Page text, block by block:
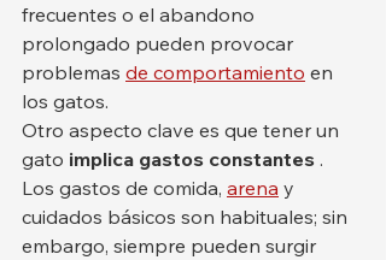
frecuentes o el abandono
prolongado pueden provocar
problemas de comportamiento en
los gatos.
Otro aspecto clave es que tener un
gato implica gastos constantes .
Los gastos de comida, arena y
cuidados básicos son habituales; sin
embargo, siempre pueden surgir